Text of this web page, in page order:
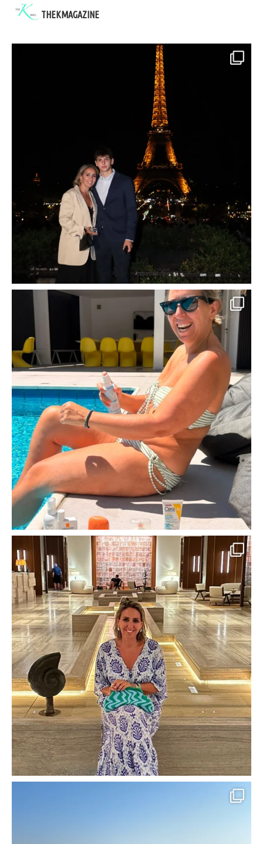
THEKMAGAZINE